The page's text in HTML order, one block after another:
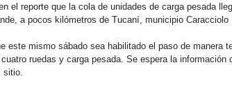
el reporte que la cola de unidades de carga pesada
a pocos kilómetros de Tucaní, municipio Caracciolo
este mismo sábado sea habilitado el paso de manera
ruedas y carga pesada. Se espera la
sitio.